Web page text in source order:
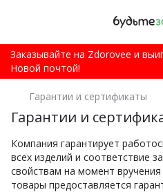
Заказывайте на Zdorovee и
Новой почтой!
Гарантии и сертификаты
Гарантии и
Компания гарантирует
всех изделий и соответствие
свойствам на момент
товары предоставляется